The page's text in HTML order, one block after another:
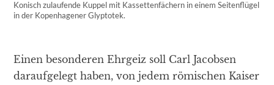
Konisch zulaufende Kuppel mit Kassettenfächern in einem Seitenflügel
in der Kopenhagener Glyptotek.
Einen besonderen Ehrgeiz soll Carl Jacobsen
daraufgelegt haben, von jedem römischen Kaiser